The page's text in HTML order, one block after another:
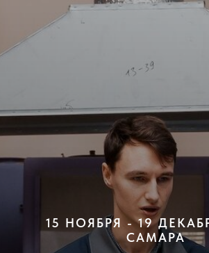
15 НОЯБРЯ - 19
САМАРА